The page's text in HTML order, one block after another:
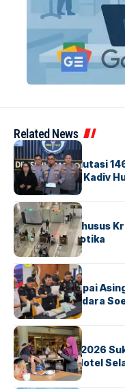
Related News
BERITA
Mabes Polri Mutasi
Untung Jabat Kadiv
BANDARABERITA
Ketika Jalur Khusus
Sindikat Narkotika
BANDARA BERITA
Kopilot Maskapai
Ekstasi di Bandara
BERITAINDEX
GM For A Day 2026
Operasional Hotel